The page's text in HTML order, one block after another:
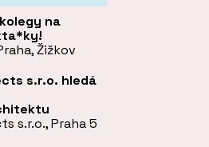
na
Žižkov
s.r.o. hledá
s.r.o., Praha 5